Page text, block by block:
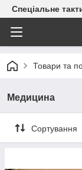
Спеціальне
Товари та
Медицина
Сортування